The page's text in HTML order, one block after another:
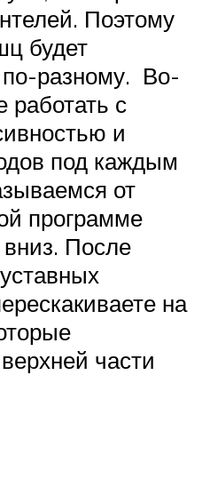
Поэтому
будет
по-разному. Во-
работать с
и
под каждым
от
программе
После
на
части